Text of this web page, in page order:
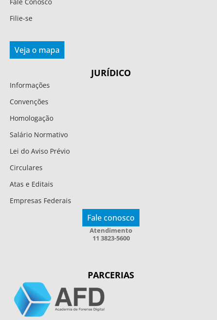
Filie-se
Veja o mapa
JURÍDICO
Informações
Convenções
Homologação
Salário Normativo
Lei do Aviso Prévio
Circulares
Atas e Editais
Empresas Federais
Fale conosco
Atendimento
11 3823-5600
PARCERIAS